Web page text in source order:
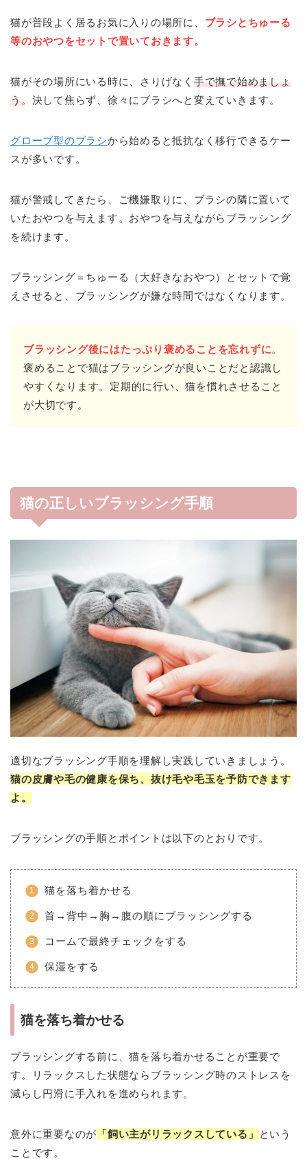
猫が普段よく居るお気に入りの場所に、 ブラシとちゅーる
等のおやつをセットで置いておきます。
猫がその場所にいる時に、さりげなく 手で撫で始めましょ
う。決して焦らず、徐々にブラシへと変えていきます。
グローブ型のブラシから始めると抵抗なく移行できるケー
スが多いです。
猫が警戒してきたら、ご機嫌取りに、ブラシの隣に置いて
いたおやつを与えます。おやつを与えながらブラッシング
を続けます。
ブラッシング＝ちゅーる（大好きなおやつ）とセットで覚
えさせると、ブラッシングが嫌な時間ではなくなります。
ブラッシング後にはたっぷり褒めることを忘れずに。
褒めることで猫はブラッシングが良いことだと認識し
やすくなります。定期的に行い、猫を慣れさせること
が大切です。
猫の正しいブラッシング手順
適切なブラッシング手順を理解し実践していきましょう。
猫の皮膚や毛の健康を保ち、抜け毛や毛玉を予防できます
よ。
ブラッシングの手順とポイントは以下のとおりです。
猫を落ち着かせる
首→背中→胸→腹の順にブラッシングする
コームで最終チェックをする
保湿をする
猫を落ち着かせる
ブラッシングする前に、猫を落ち着かせることが重要で
す。リラックスした状態ならブラッシング時のストレスを
減らし円滑に手入れを進められます。
意外に重要なのが 「飼い主がリラックスしている」
という
ことです。